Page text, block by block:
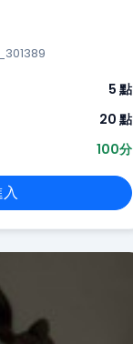
5 點
20 點
100分